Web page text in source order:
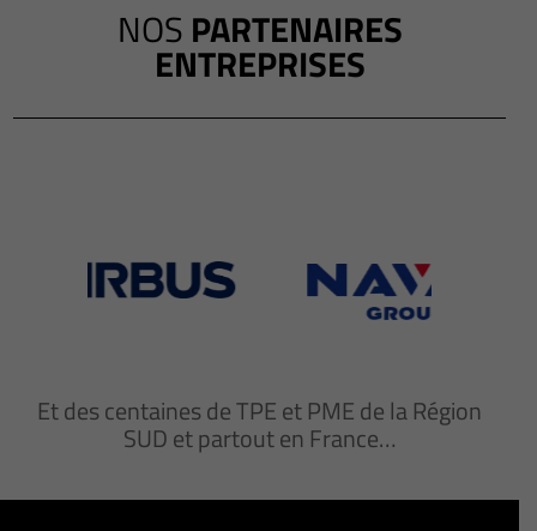
NOS PARTENAIRES
ENTREPRISES
Et des centaines de TPE et PME de la Région
SUD et partout en France…